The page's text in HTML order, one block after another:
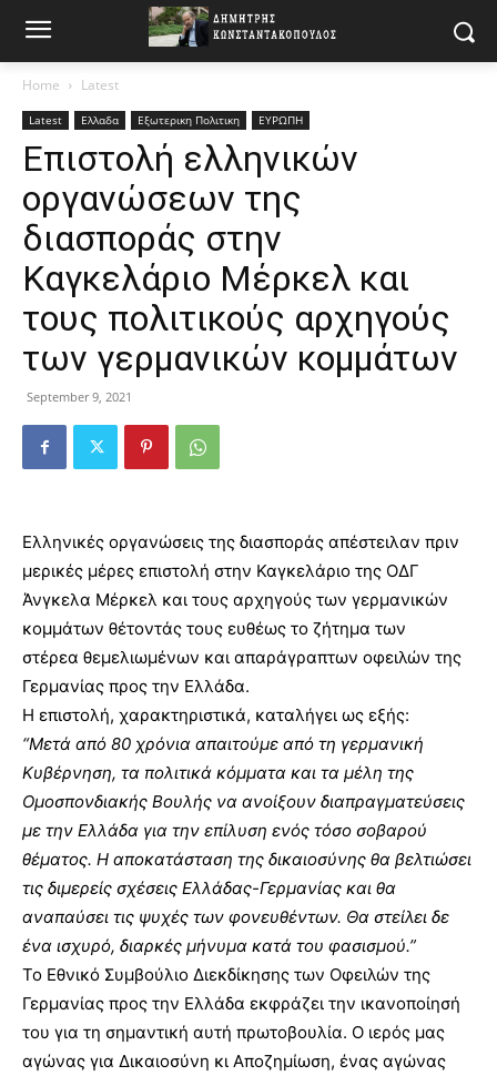
Home Latest
Latest Ελλαδα Εξωτερικη Πολιτικη ΕΥΡΩΠΗ
Επιστολή ελληνικών
οργανώσεων της
διασποράς στην
Καγκελάριο Μέρκελ και
τους πολιτικούς αρχηγούς
των γερμανικών κομμάτων
September 9, 2021
Ελληνικές οργανώσεις της διασποράς απέστειλαν πριν
μερικές μέρες επιστολή στην Καγκελάριο της ΟΔΓ
Άνγκελα Μέρκελ και τους αρχηγούς των γερμανικών
κομμάτων θέτοντάς τους ευθέως το ζήτημα των
στέρεα θεμελιωμένων και απαράγραπτων οφειλών της
Γερμανίας προς την Ελλάδα.
Η επιστολή, χαρακτηριστικά, καταλήγει ως εξής:
“Μετά από 80 χρόνια απαιτούμε από τη γερμανική
Κυβέρνηση, τα πολιτικά κόμματα και τα μέλη της
Ομοσπονδιακής Βουλής να ανοίξουν διαπραγματεύσεις
με την Ελλάδα για την επίλυση ενός τόσο σοβαρού
θέματος. Η αποκατάσταση της δικαιοσύνης θα βελτιώσει
τις διμερείς σχέσεις Ελλάδας-Γερμανίας και θα
αναπαύσει τις ψυχές των φονευθέντων. Θα στείλει δε
ένα ισχυρό, διαρκές μήνυμα κατά του φασισμού.”
Το Εθνικό Συμβούλιο Διεκδίκησης των Οφειλών της
Γερμανίας προς την Ελλάδα εκφράζει την ικανοποίησή
του για τη σημαντική αυτή πρωτοβουλία. Ο ιερός μας
αγώνας για Δικαιοσύνη κι Αποζημίωση, ένας αγώνας